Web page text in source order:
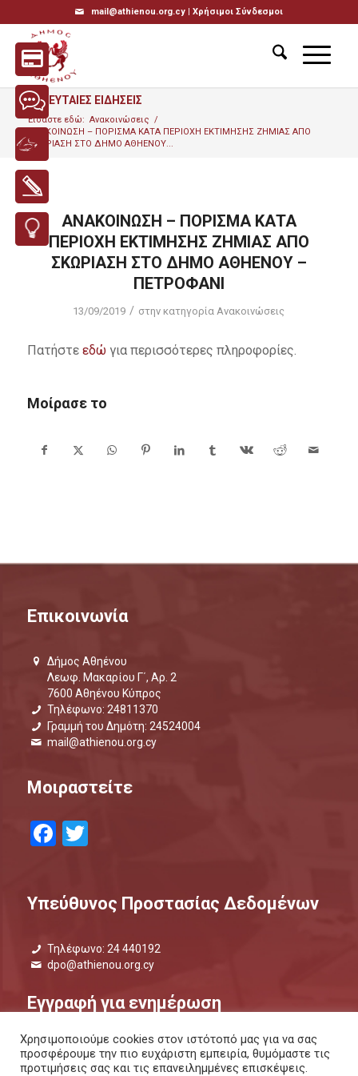
mail@athienou.org.cy | Χρήσιμοι Σύνδεσμοι
ΤΕΛΕΥΤΑΙΕΣ ΕΙΔΗΣΕΙΣ
Είσαστε εδώ: Ανακοινώσεις /
ΑΝΑΚΟΙΝΩΣΗ – ΠΟΡΙΣΜΑ ΚΑΤΑ ΠΕΡΙΟΧΗ ΕΚΤΙΜΗΣΗΣ ΖΗΜΙΑΣ ΑΠΟ
ΣΚΩΡΙΑΣΗ ΣΤΟ ΔΗΜΟ ΑΘΗΕΝΟΥ...
ΑΝΑΚΟΙΝΩΣΗ – ΠΟΡΙΣΜΑ ΚΑΤΑ
ΠΕΡΙΟΧΗ ΕΚΤΙΜΗΣΗΣ ΖΗΜΙΑΣ ΑΠΟ
ΣΚΩΡΙΑΣΗ ΣΤΟ ΔΗΜΟ ΑΘΗΕΝΟΥ –
ΠΕΤΡΟΦΑΝΙ
13/09/2019 / στην κατηγορίαΑνακοινώσεις
Πατήστε εδώ για περισσότερες πληροφορίες.
Μοίρασε το
Επικοινωνία
Δήμος Αθηένου
Λεωφ. Μακαρίου Γ΄, Αρ. 2
7600 Αθηένου Κύπρος
Τηλέφωνο: 24811370
Γραμμή του Δημότη: 24524004
mail@athienou.org.cy
Μοιραστείτε
Facebook
Twitter
Υπεύθυνος Προστασίας Δεδομένων
Τηλέφωνο: 24 440192
dpo@athienou.org.cy
Εγγραφή για ενημέρωση
Μάθετε τι συμβαίνει και μείνετε ενημερωμένοι.
ΕΝΗΜΕΡΩΤΙΚΟ ΔΕΛΤΙΟ | ΜΕΣΩ SMS
Χρησιμοποιούμε cookies στον ιστότοπό μας για να σας
προσφέρουμε την πιο ευχάριστη εμπειρία, θυμόμαστε τις
προτιμήσεις σας και τις επανειλημμένες επισκέψεις.